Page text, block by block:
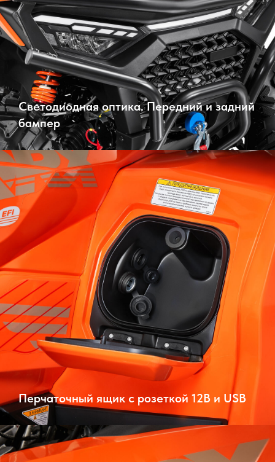
Светодиодная оптика. Передний и задний
бампер
Перчаточный ящик с розеткой 12В и USB